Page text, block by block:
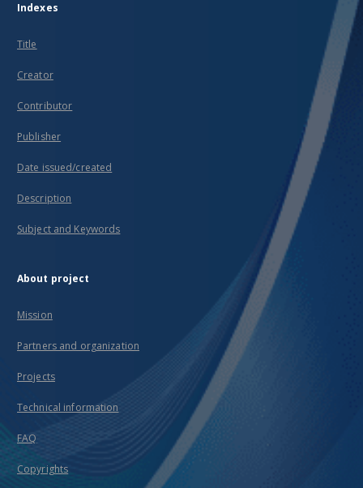
Indexes
Title
Creator
Contributor
Publisher
Date issued/created
Description
Subject and Keywords
About project
Mission
Partners and organization
Projects
Technical information
FAQ
Copyrights